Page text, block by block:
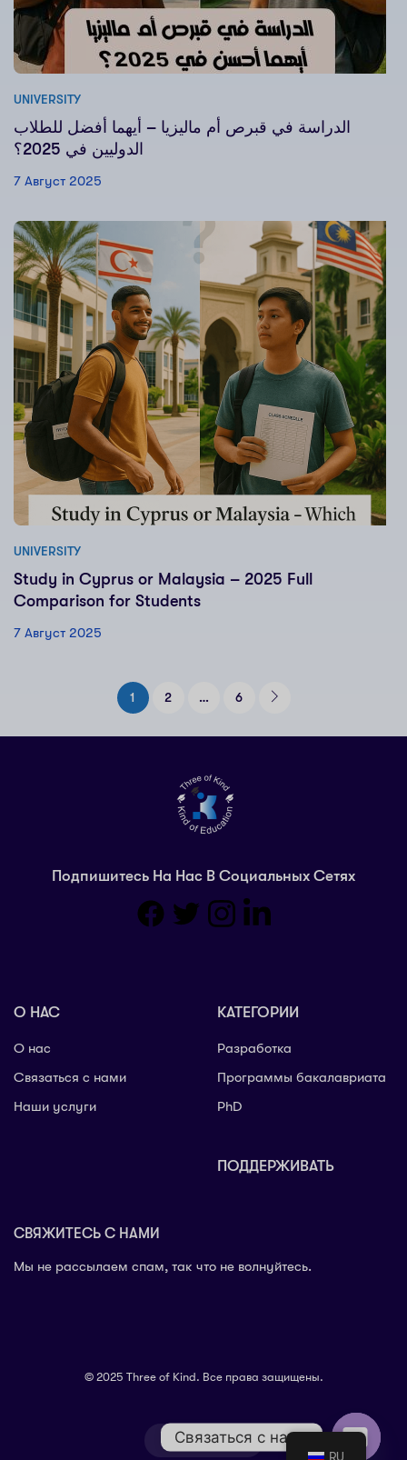
UNIVERSITY
الدراسة في قبرص أم ماليزيا – أيهما أفضل للطلاب
الدوليين في 2025؟
7 Август 2025
UNIVERSITY
Study in Cyprus or Malaysia – 2025 Full
Comparison for Students
7 Август 2025
1 2 … 6
Подпишитесь На Нас В Социальных Сетях
О НАС
О нас
Связаться с нами
Наши услуги
КАТЕГОРИИ
Разработка
Программы бакалавриата
PhD
ПОДДЕРЖИВАТЬ
СВЯЖИТЕСЬ С НАМИ
Мы не рассылаем спам, так что не волнуйтесь.
© 2025 Three of Kind. Все права защищены.
English
RU
Связаться с нами